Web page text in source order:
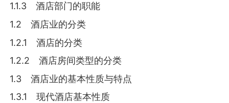
1.1.3 酒店部门的职能
1.2 酒店业的分类
1.2.1 酒店的分类
1.2.2 酒店房间类型的分类
1.3 酒店业的基本性质与特点
1.3.1 现代酒店基本性质